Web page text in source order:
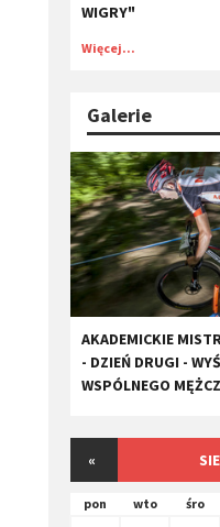
WIGRY"
Więcej...
Galerie
AKADEMICKIE
- DZIEŃ DRUGI -
WSPÓLNEGO
«
pon wto śro